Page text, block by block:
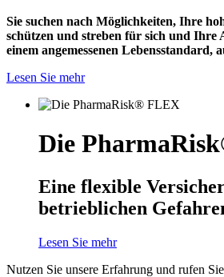
Sie suchen nach Möglichkeiten, Ihre
schützen und streben für sich und Ihre
einem angemessenen
Lesen Sie mehr
Die
Eine flexible
betrieblichen
Lesen Sie mehr
Nutzen Sie unsere Erfahrung und rufen